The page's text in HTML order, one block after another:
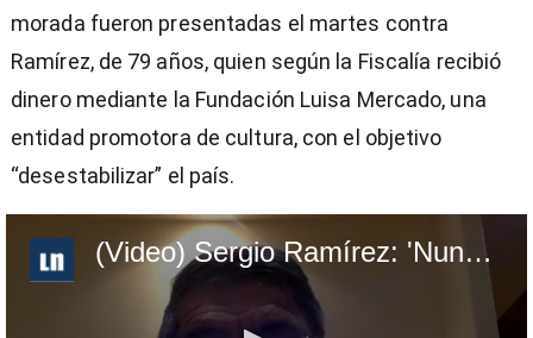
morada fueron presentadas el martes contra
Ramírez, de 79 años, quien según la Fiscalía recibió
dinero mediante la Fundación Luisa Mercado, una
entidad promotora de cultura, con el objetivo
“desestabilizar” el país.
(Video) Sergio Ramírez: 'Nunca me impondrán el silencio'